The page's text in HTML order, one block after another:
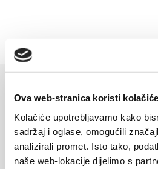
Ova web-stranica koristi kolačiće
Kolačiće upotrebljavamo kako
sadržaj i oglase, omogućili
analizirali promet. Isto tako,
naše web-lokacije dijelimo s
Mehr entdecken
17. August 2026